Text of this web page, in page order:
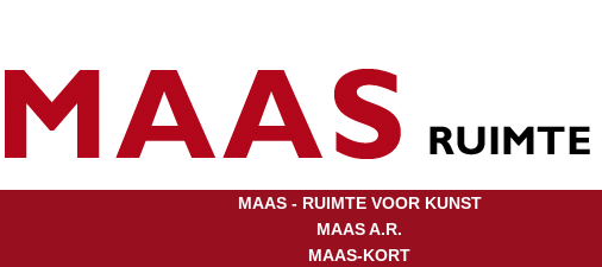
MAAS - RUIMTE VOOR KUNST
MAAS A.R.
MAAS-KORT